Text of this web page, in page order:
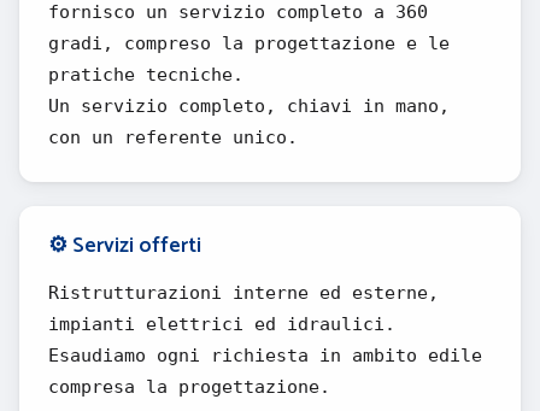
fornisco un servizio completo a 360
gradi, compreso la progettazione e le
pratiche tecniche.
Un servizio completo, chiavi in mano,
con un referente unico.
⚙️ Servizi offerti
Ristrutturazioni interne ed esterne,
impianti elettrici ed idraulici.
Esaudiamo ogni richiesta in ambito edile
compresa la progettazione.